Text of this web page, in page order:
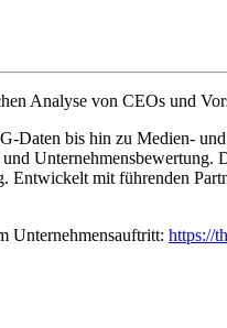
Analyse von CEOs und
bis hin zu Medien-
Unternehmensbewertung.
Entwickelt mit führenden
Unternehmensauftritt: https://